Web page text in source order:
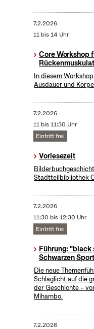
7.2.2026
11 bis 14 Uhr
Core Workshop
In diesem
Ausdauer und
7.2.2026
11 bis 11:30 Uhr
Eintritt frei
Vorlesezeit
Stadtteilbibliothek
7.2.2026
11:30 bis 12:30 Uhr
Eintritt frei
Führung: "black
Schwarzen
Die neue
Schlaglicht auf die
der Geschichte –
Mihambo.
7.2.2026